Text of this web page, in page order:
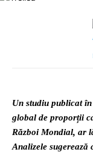
Un studiu publicat
global de proporții
Război Mondial, ar
Analizele